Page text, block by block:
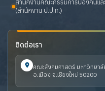
สำนักงานคณะกรรมการป้องกันแ
(สำนักงาน ป.ป.ท.)
ติดต่อเรา
คณะสังคมศาสตร์ มหาวิทยาลั
อ.เมือง จ.เชียงใหม่ 50200